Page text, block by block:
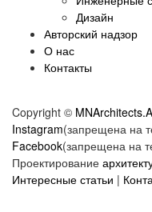
Дизайн
Авторский надзор
О нас
Контакты
Copyright ©
Instagram(запрещена на
Facebook(запрещена на
Проектирование
Интересные статьи |